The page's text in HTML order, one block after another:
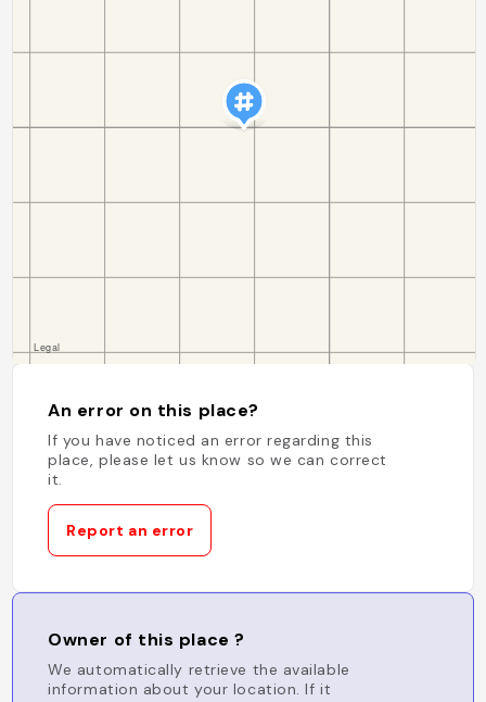
An error on this place?
If you have noticed an error regarding this
place, please let us know so we can correct
it.
Report an error
Owner of this place ?
We automatically retrieve the available
information about your location. If it